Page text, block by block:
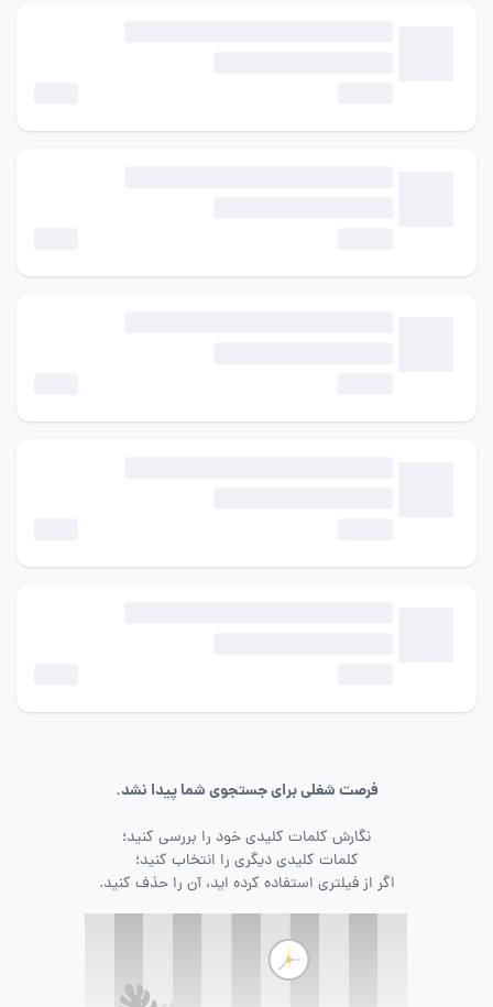
فرصت شغلی برای جستجوی شما پیدا نشد.
نگارش کلمات کلیدی خود را بررسی کنید؛
کلمات کلیدی دیگری را انتخاب کنید؛
اگر از فیلتری استفاده کرده اید، آن را حذف کنید.